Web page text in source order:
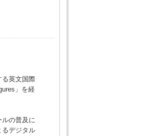
る英文国際
」を経
の普及に
るデジタル